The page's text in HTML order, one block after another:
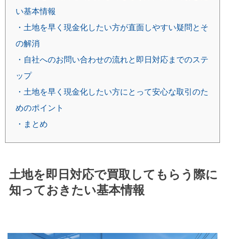
い基本情報
・土地を早く現金化したい方が直面しやすい疑問とそ
の解消
・自社へのお問い合わせの流れと即日対応までのステ
ップ
・土地を早く現金化したい方にとって安心な取引のた
めのポイント
・まとめ
土地を即日対応で買取してもらう際に
知っておきたい基本情報